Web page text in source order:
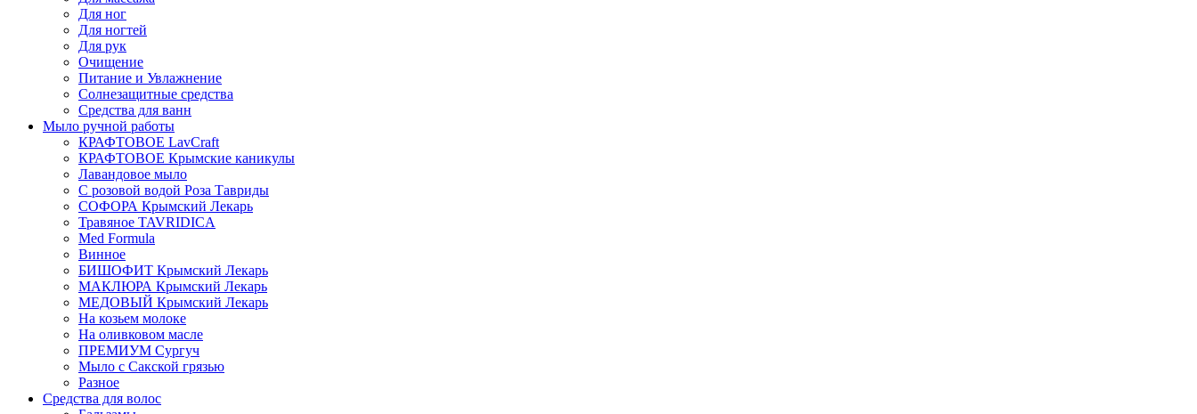
Для ног
Для ногтей
Для рук
Очищение
Питание и Увлажнение
Солнезащитные средства
Средства для ванн
Мыло ручной работы
КРАФТОВОЕ LavCraft
КРАФТОВОЕ Крымские каникулы
Лавандовое мыло
С розовой водой Роза Тавриды
СОФОРА Крымский Лекарь
Травяное TAVRIDICA
Med Formula
Винное
БИШОФИТ Крымский Лекарь
МАКЛЮРА Крымский Лекарь
МЕДОВЫЙ Крымский Лекарь
На козьем молоке
На оливковом масле
ПРЕМИУМ Сургуч
Мыло с Сакской грязью
Разное
Средства для волос